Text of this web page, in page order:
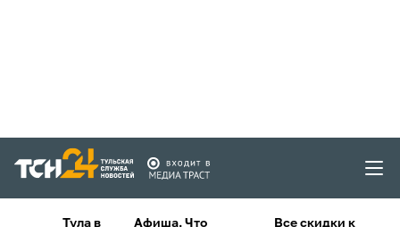
Тула в
Афиша. Что
Все скидки к